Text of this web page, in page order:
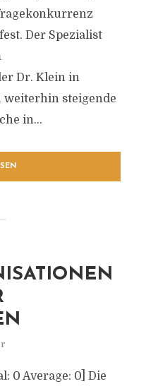
Der Spezialist
Dr. Klein in
weiterhin steigende
in...
0 Average: 0] Die